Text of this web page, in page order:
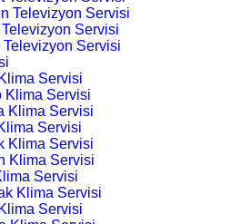
Televizyon Servisi
Servisi
Televizyon Servisi
Servisi
Klima Servisi
Klima Servisi
Servisi
Klima Servisi
Klima Servisi
Servisi
Klima Servisi
Servisi